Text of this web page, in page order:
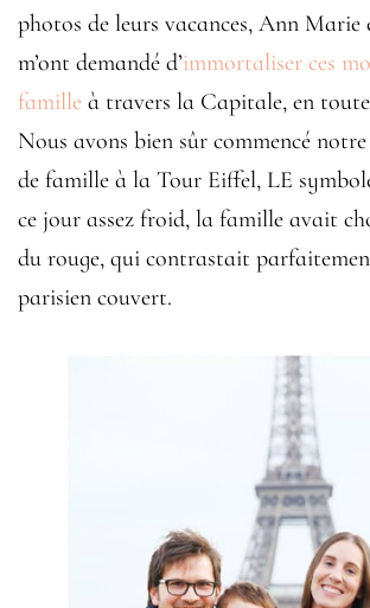
photos de leurs vacances, Ann
m’ont demandé d’immortaliser ces
famille à travers la Capitale, en
Nous avons bien sûr commencé
de famille à la Tour Eiffel, LE
ce jour assez froid, la famille avait
du rouge, qui contrastait
parisien couvert.